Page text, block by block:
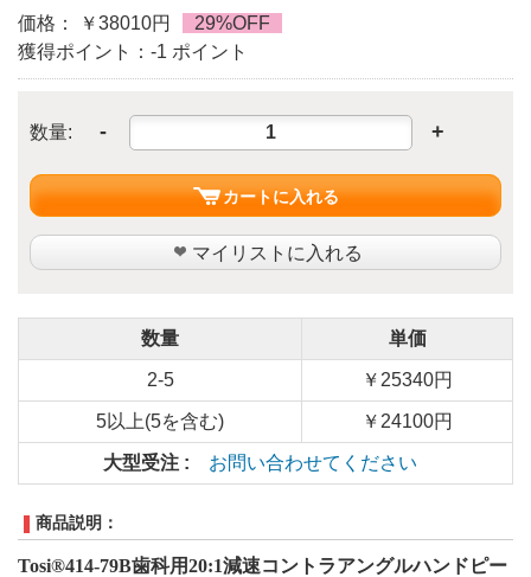
価格： ￥38010円
29%OFF
獲得ポイント：-1 ポイント
数量: - +
カートに入れる
マイリストに入れる
数量 単価
2-5 ￥25340円
5以上(5を含む) ￥24100円
大型受注 : お問い合わせてください
商品説明：
Tosi®414-79B歯科用20:1減速コントラアングルハンドピー